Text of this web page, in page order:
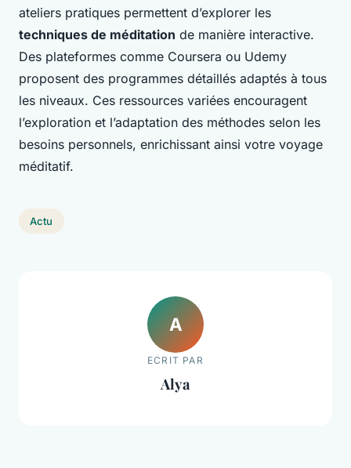
ateliers pratiques permettent d’explorer les
techniques de méditation de manière interactive.
Des plateformes comme Coursera ou Udemy
proposent des programmes détaillés adaptés à tous
les niveaux. Ces ressources variées encouragent
l’exploration et l’adaptation des méthodes selon les
besoins personnels, enrichissant ainsi votre voyage
méditatif.
Actu
A
ECRIT PAR
Alya